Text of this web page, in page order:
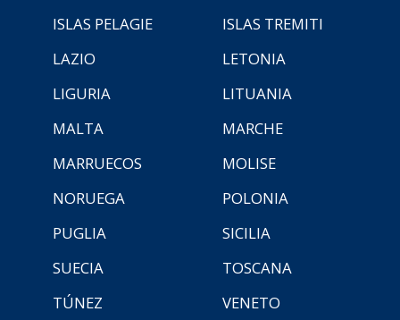
ISLAS PELAGIE
ISLAS TREMITI
LAZIO
LETONIA
LIGURIA
LITUANIA
MALTA
MARCHE
MARRUECOS
MOLISE
NORUEGA
POLONIA
PUGLIA
SICILIA
SUECIA
TOSCANA
TÚNEZ
VENETO